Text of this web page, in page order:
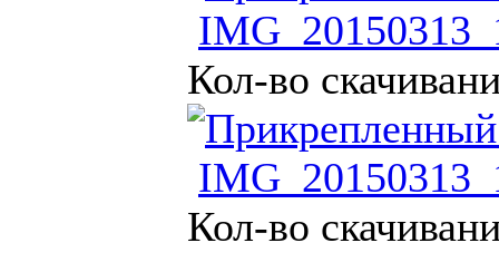
Кол-во
Кол-во